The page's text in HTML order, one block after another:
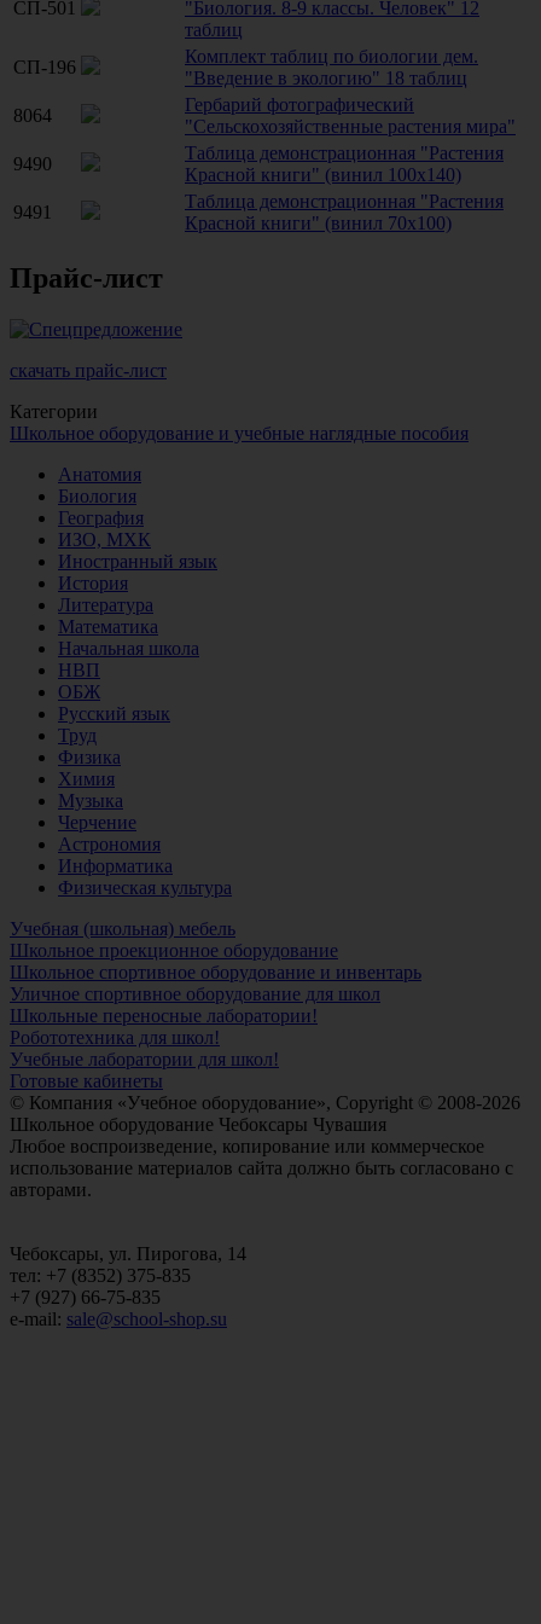
СП-501
"Биология. 8-9 классы. Человек" 12
таблиц
СП-196
Комплект таблиц по биологии дем.
"Введение в экологию" 18 таблиц
8064
Гербарий фотографический
"Сельскохозяйственные растения мира"
9490
Таблица демонстрационная "Растения
Красной книги" (винил 100х140)
9491
Таблица демонстрационная "Растения
Красной книги" (винил 70х100)
Прайс-лист
скачать прайс-лист
Категории
Школьное оборудование и учебные наглядные пособия
Анатомия
Биология
География
ИЗО, МХК
Иностранный язык
История
Литература
Математика
Начальная школа
НВП
ОБЖ
Русский язык
Труд
Физика
Химия
Музыка
Черчение
Астрономия
Информатика
Физическая культура
Учебная (школьная) мебель
Школьное проекционное оборудование
Школьное спортивное оборудование и инвентарь
Уличное спортивное оборудование для школ
Школьные переносные лаборатории!
Робототехника для школ!
Учебные лаборатории для школ!
Готовые кабинеты
© Компания «Учебное оборудование», Copyright © 2008-2026
Школьное оборудование Чебоксары Чувашия
Любое воспроизведение, копирование или коммерческое
использование материалов сайта должно быть согласовано с
авторами.
Чебоксары, ул. Пирогова, 14
тел: +7 (8352) 375-835
+7 (927) 66-75-835
e-mail: sale@school-shop.su